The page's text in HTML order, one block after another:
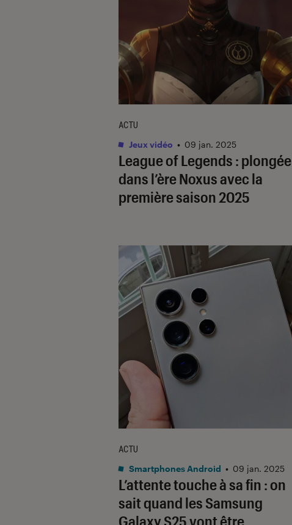
League of Legends : plongée
dans l’ère Noxus avec la
première saison 2025
ACTU
Jeux vidéo • 09 jan. 2025
L’attente touche à sa fin : on
sait quand les Samsung
Galaxy S25 vont être
ACTU
Smartphones Android • 09 jan. 2025